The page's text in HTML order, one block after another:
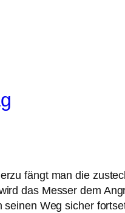
fängt man die
das Messer dem
Weg sicher